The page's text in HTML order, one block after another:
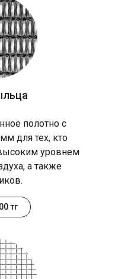
полотно с
для тех, кто
уровнем
а также
тг